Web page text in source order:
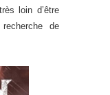
loin d’être
de